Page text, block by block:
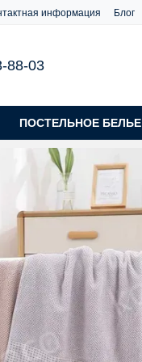
информация Блог
88-03
ПОСТЕЛЬНОЕ БЕЛЬЕ